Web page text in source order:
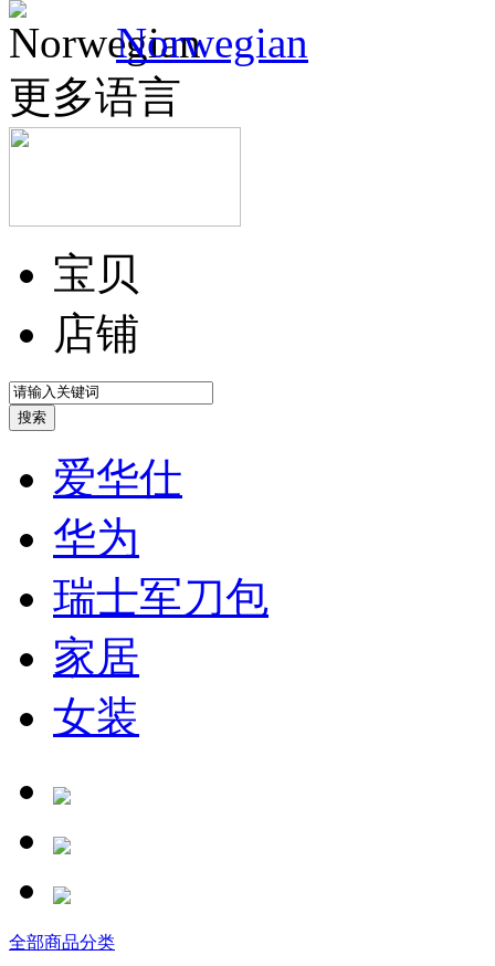
Norwegian
更多语言
宝贝
店铺
爱华仕
华为
瑞士军刀包
家居
女装
全部商品分类